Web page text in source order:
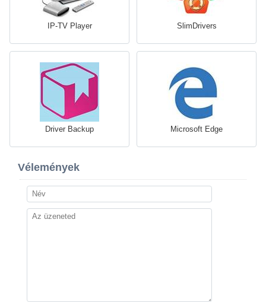
IP-TV Player SlimDrivers
Driver Backup Microsoft Edge
Vélemények